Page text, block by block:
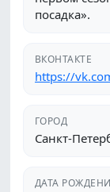
посадка».
ВКОНТАКТЕ
https://
ГОРОД
Санкт-
ДАТА